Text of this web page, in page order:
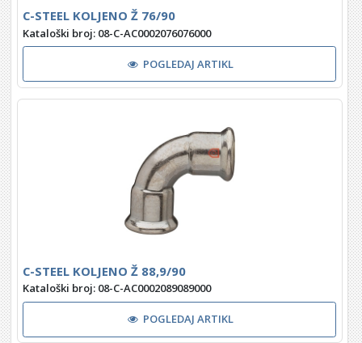
C-STEEL KOLJENO Ž 76/90
Kataloški broj: 08-C-AC0002076076000
POGLEDAJ ARTIKL
C-STEEL KOLJENO Ž 88,9/90
Kataloški broj: 08-C-AC0002089089000
POGLEDAJ ARTIKL